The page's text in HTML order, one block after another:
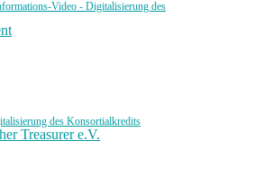
Video - Digitalisierung des
des Konsortialkredits
Treasurer e.V.